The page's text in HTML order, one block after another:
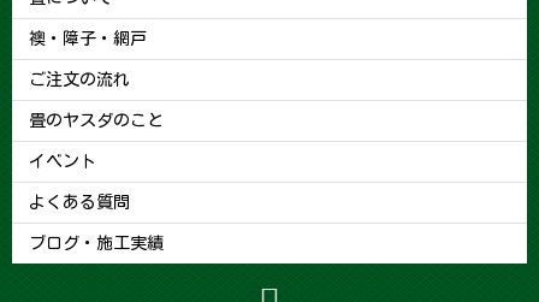
襖・障子・網戸
ご注文の流れ
畳のヤスダのこと
イベント
よくある質問
ブログ・施工実績